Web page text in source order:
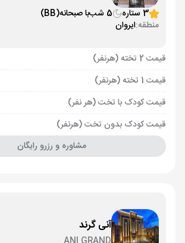
3 ستاره
5 شب با صبحانه(BB)
منطقه:ایروان
قیمت 2 تخته (هرنفر)
قیمت 1 تخته (هرنفر)
قیمت کودک با تخت (هر نفر)
قیمت کودک بدون تخت (هرنفر)
مشاوره و رزرو رایگان
آنی گرند